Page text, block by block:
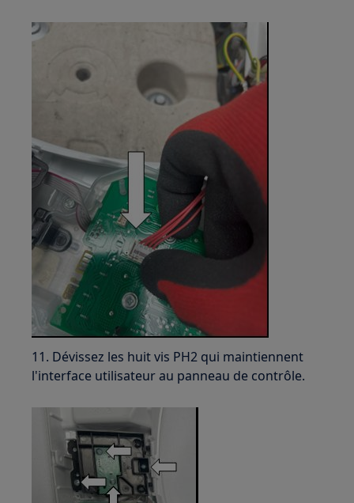
11. Dévissez les huit vis PH2 qui maintiennent
l'interface utilisateur au panneau de contrôle.